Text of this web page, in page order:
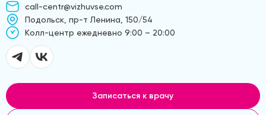
call-centr@vizhuvse.com
Подольск, пр-т Ленина, 150/54
Kолл-центр ежедневно 9:00 – 20:00
Записаться к врачу